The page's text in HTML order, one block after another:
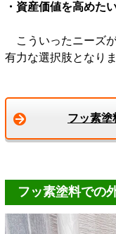
・資産価値を高めた
こういったニーズ
有力な選択肢となりま
フッ素塗
フッ素塗料での